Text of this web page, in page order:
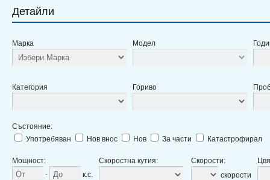
Детайли
Марка Модел
Категория Гориво
Състояние:
Употребяван
Нов внос Нов За части Катастрофирал
Мощност:
-
к.с.
Скоростна кутия: Скорости:
скорости